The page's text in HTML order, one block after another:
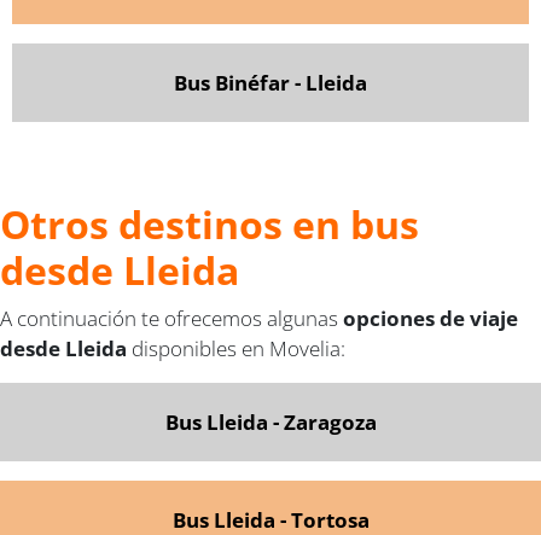
Bus Binéfar - Lleida
Otros destinos en bus
desde Lleida
A continuación te ofrecemos algunas opciones de viaje
desde Lleida disponibles en Movelia:
Bus Lleida - Zaragoza
Bus Lleida - Tortosa